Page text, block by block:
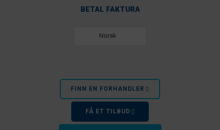
BETAL FAKTURA
Norsk
FINN EN FORHANDLER
FÅ ET TILBUD